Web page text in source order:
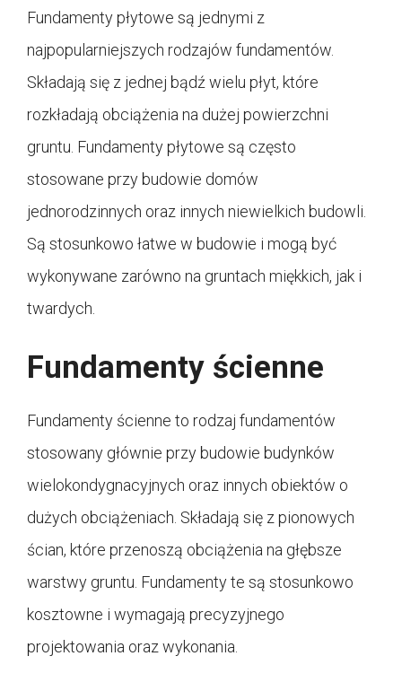
Fundamenty płytowe są jednymi z
najpopularniejszych rodzajów fundamentów.
Składają się z jednej bądź wielu płyt, które
rozkładają obciążenia na dużej powierzchni
gruntu. Fundamenty płytowe są często
stosowane przy budowie domów
jednorodzinnych oraz innych niewielkich budowli.
Są stosunkowo łatwe w budowie i mogą być
wykonywane zarówno na gruntach miękkich, jak i
twardych.
Fundamenty ścienne
Fundamenty ścienne to rodzaj fundamentów
stosowany głównie przy budowie budynków
wielokondygnacyjnych oraz innych obiektów o
dużych obciążeniach. Składają się z pionowych
ścian, które przenoszą obciążenia na głębsze
warstwy gruntu. Fundamenty te są stosunkowo
kosztowne i wymagają precyzyjnego
projektowania oraz wykonania.